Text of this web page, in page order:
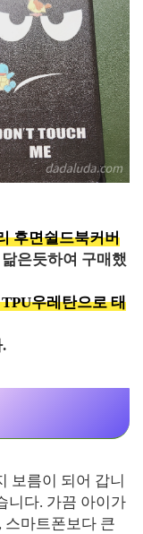
후면쉴드북커버
은듯하여 구매했
우레탄으로 태
보름이 되어 갑니
니다. 가끔 아이가
스마트폰보다 큰